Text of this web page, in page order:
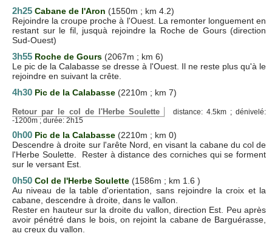
2h25 Cabane de l'Aron (1550m ; km 4.2)
Rejoindre la croupe proche à l'Ouest. La remonter longuement en
restant sur le fil, jusquà rejoindre la Roche de Gours (direction
Sud-Ouest)
3h55 Roche de Gours (2067m ; km 6)
Le pic de la Calabasse se dresse à l'Ouest. Il ne reste plus qu'à le
rejoindre en suivant la crête.
4h30 Pic de la Calabasse (2210m ; km 7)
Retour par le col de l'Herbe Soulette
distance: 4.5km ; dénivelé:
-1200m ; durée: 2h15
0h00 Pic de la Calabasse (2210m ; km 0)
Descendre à droite sur l'arête Nord, en visant la cabane du col de
l'Herbe Soulette. Rester à distance des corniches qui se forment
sur le versant Est.
0h50 Col de l'Herbe Soulette (1586m ; km 1.6 )
Au niveau de la table d'orientation, sans rejoindre la croix et la
cabane, descendre à droite, dans le vallon.
Rester en hauteur sur la droite du vallon, direction Est. Peu après
avoir pénétré dans le bois, on rejoint la cabane de Barguérasse,
au creux du vallon.